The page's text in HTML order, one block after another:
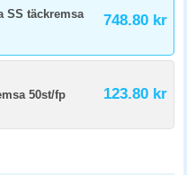
SS täckremsa
748.80 kr
50st/fp 123.80 kr